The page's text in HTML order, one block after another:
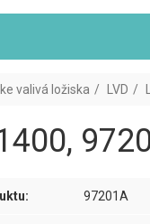
valivá ložiska LVD
97201A